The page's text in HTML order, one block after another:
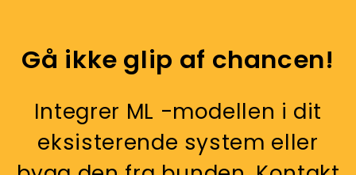
Gå ikke glip af chancen!
Integrer ML -modellen i dit
eksisterende system eller